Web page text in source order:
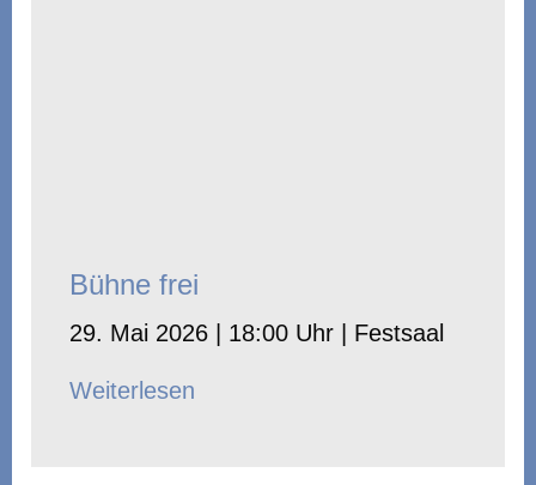
Bühne frei
29. Mai 2026 | 18:00 Uhr | Festsaal
Weiterlesen